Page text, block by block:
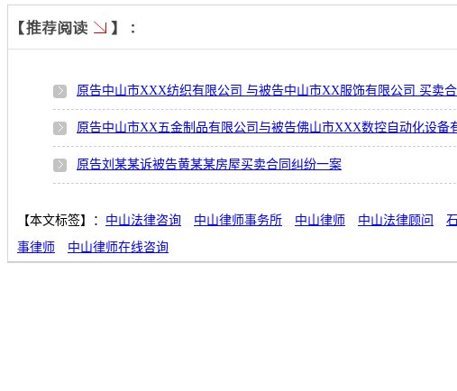
原告中山市XXX纺织有限公司 与被告中山市XX服饰有限公司 买卖
原告中山市XX五金制品有限公司与被告佛山市XXX数控自动化设备
原告刘某某诉被告黄某某房屋买卖合同纠纷一案
【本文标签】： 中山法律咨询 中山律师事务所 中山律师 中山法律顾问
事律师
中山律师在线咨询